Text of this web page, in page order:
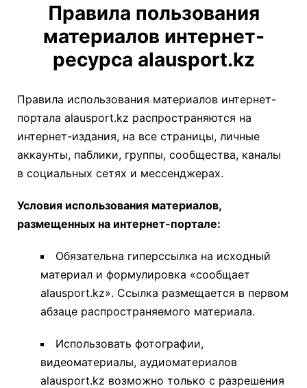
Правила пользования
материалов интернет-
ресурса alausport.kz
Правила использования материалов интернет-
портала alausport.kz распространяются на
интернет-издания, на все страницы, личные
аккаунты, паблики, группы, сообщества, каналы
в социальных сетях и мессенджерах.
Условия использования материалов,
размещенных на интернет-портале:
Обязательна гиперссылка на исходный
материал и формулировка «сообщает
alausport.kz». Ссылка размещается в первом
абзаце распространяемого материала.
Использовать фотографии,
видеоматериалы, аудиоматериалов
alausport.kz возможно только с разрешения